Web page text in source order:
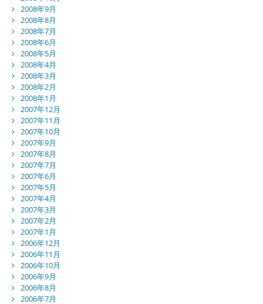
2008年9月
2008年8月
2008年7月
2008年6月
2008年5月
2008年4月
2008年3月
2008年2月
2008年1月
2007年12月
2007年11月
2007年10月
2007年9月
2007年8月
2007年7月
2007年6月
2007年5月
2007年4月
2007年3月
2007年2月
2007年1月
2006年12月
2006年11月
2006年10月
2006年9月
2006年8月
2006年7月